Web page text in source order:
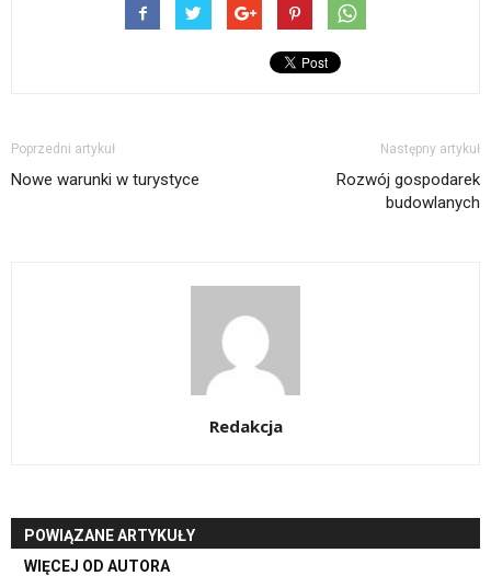
Poprzedni artykuł
Nowe warunki w turystyce
Następny artykuł
Rozwój gospodarek
budowlanych
Redakcja
POWIĄZANE ARTYKUŁY
WIĘCEJ OD AUTORA